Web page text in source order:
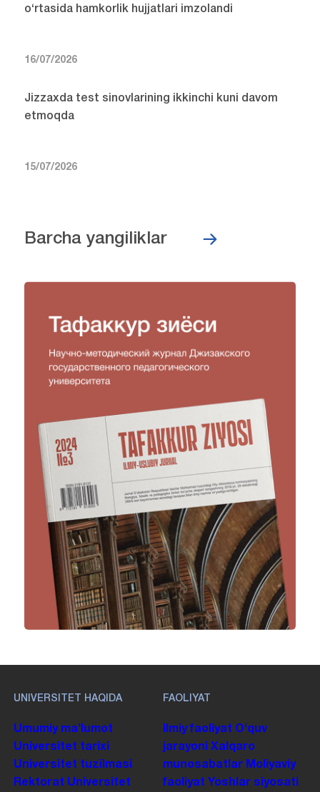
o‘rtasida hamkorlik hujjatlari imzolandi
16/07/2026
Jizzaxda test sinovlarining ikkinchi kuni davom
etmoqda
15/07/2026
Barcha yangiliklar
UNIVERSITET HAQIDA
Umumiy maʼlumot
Universitet tarixi
Universitet tuzilmasi
Rektorat Universitet
FAOLIYAT
Ilmiy faoliyat Oʻquv
jarayoni Xalqaro
munosabatlar Moliyaviy
faoliyat Yoshlar siyosati